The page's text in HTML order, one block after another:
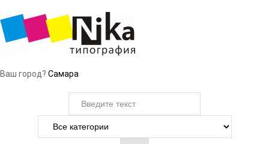
Ваш город? Самара